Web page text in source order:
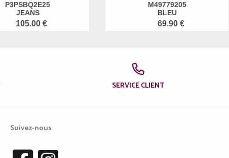
P3PSBQ2E25
JEANS
105.00 €
M49779205
BLEU
69.90 €
SERVICE CLIENT
Suivez-nous